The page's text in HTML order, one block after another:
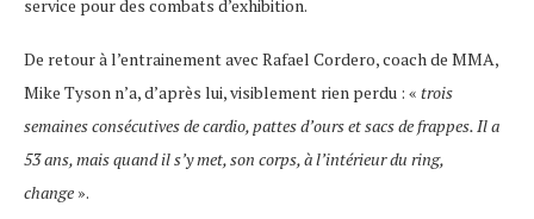
service pour des combats d’exhibition.
De retour à l’entrainement avec Rafael Cordero, coach de MMA,
Mike Tyson n’a, d’après lui, visiblement rien perdu : « trois
semaines consécutives de cardio, pattes d’ours et sacs de frappes. Il a
53 ans, mais quand il s’y met, son corps, à l’intérieur du ring,
change ».